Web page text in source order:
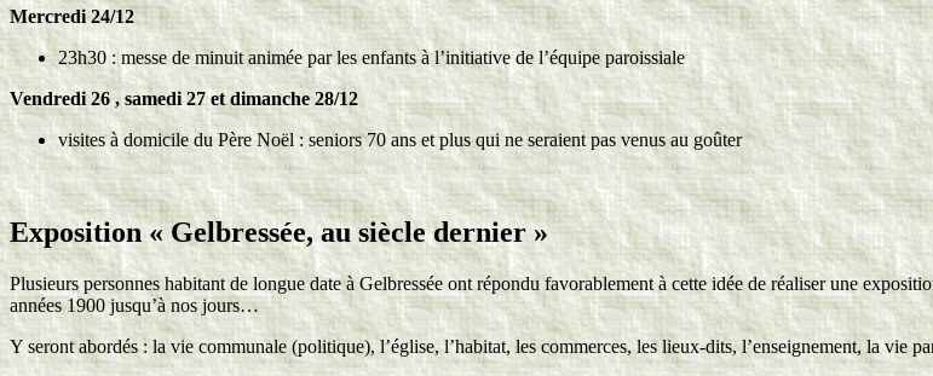
Mercredi 24/12
23h30 : messe de minuit animée par les enfants à l’initiative de l’équipe paroissiale
Vendredi 26 , samedi 27 et dimanche 28/12
visites à domicile du Père Noël : seniors 70 ans et plus qui ne seraient pas venus au goûter
Exposition « Gelbressée, au siècle dernier »
Plusieurs personnes habitant de longue date à Gelbressée ont répondu favorablement à cette idée de réaliser une
années 1900 jusqu’à nos jours…
Y seront abordés : la vie communale (politique), l’église, l’habitat, les commerces, les lieux-dits, l’enseignement, la